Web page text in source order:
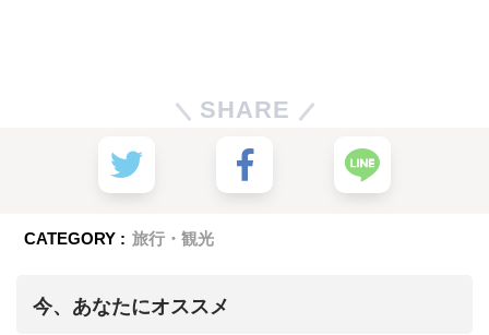
SHARE
CATEGORY : 旅行・観光
今、あなたにオススメ